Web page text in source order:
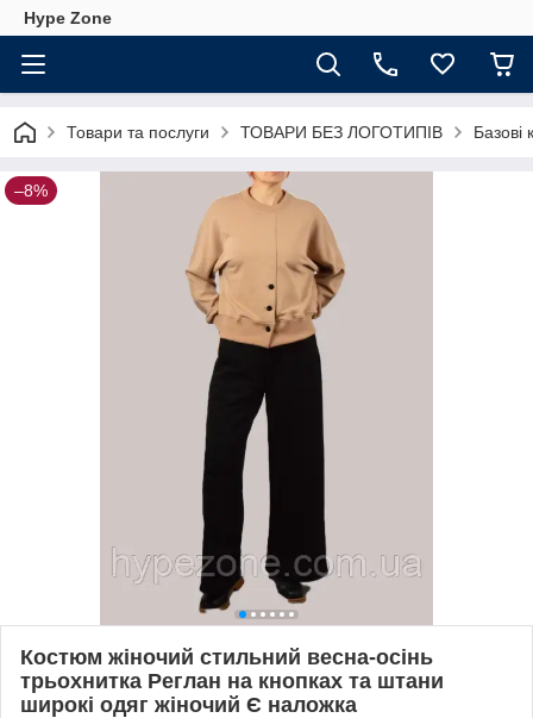
Hype Zone
Товари та послуги ТОВАРИ БЕЗ ЛОГОТИПІВ Базові
–8%
Костюм жіночий стильний весна-осінь
трьохнитка Реглан на кнопках та штани
широкі одяг жіночий Є наложка